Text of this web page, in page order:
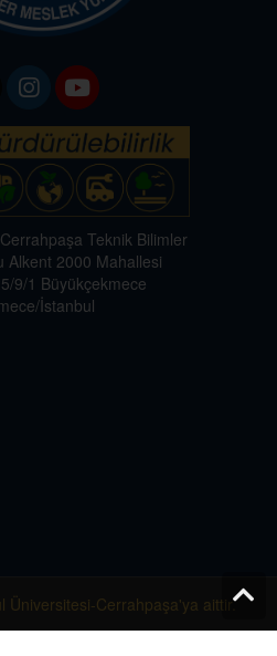
Teknik Bilimler
Alkent 2000 Mahallesi
9/1 Büyükçekmece
İstanbul
Üniversitesi-Cerrahpaşa'ya aittir.